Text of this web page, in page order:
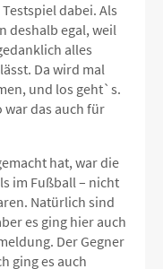
dabei. Als
deshalb egal, weil
alles
Da wird mal
und los geht`s.
war das auch für
hat, war die
im Fußball – nicht
Natürlich sind
es ging hier auch
Der Gegner
ging es auch